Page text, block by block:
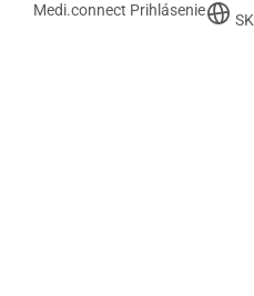
Medi.connect Prihlásenie
SK